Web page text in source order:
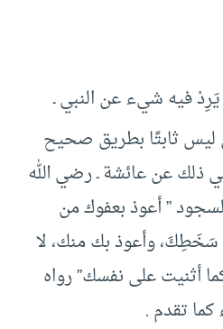
يَرِدْ فيه شيء عن النبي ـ
ليس ثابتًا بطريق صحيح
ذلك عن عائشة ـ رضي الله
” أعوذ بعفوك من
وأعوذ بك منك، لا
أثنيت على نفسك” رواه
كما تقدم .